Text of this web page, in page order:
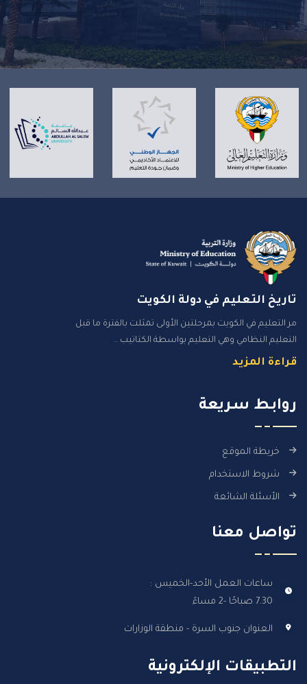
تاريخ التعليم في دولة الكويت
مر التعليم في الكويت بمرحلتين الأولى تمثلت بالفترة ما قبل
التعليم النظامي وهي التعليم بواسطة الكتاتيب ..
قراءة المزيد
روابـط سـريعة
خريطة الموقع
شروط الاستخدام
الأسئلة الشائعة
تواصل معنا
ساعات العمل الأحد-الخميس :
7.30 صباحًا -2 مساءً
العنوان جنوب السرة - منطقة الوزارات
التطبيقات الإلكترونية